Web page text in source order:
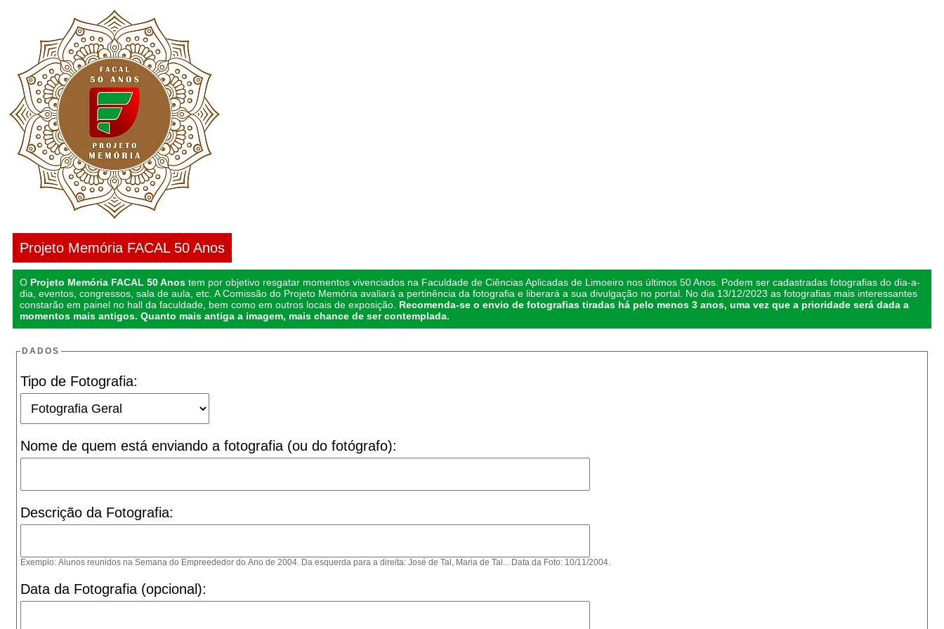
Projeto Memória FACAL 50 Anos
O Projeto Memória FACAL 50 Anos tem por objetivo resgatar momentos vivenciados na Faculdade de Ciências Aplicadas de Limoeiro nos últimos 50 Anos. Podem ser cadastradas fotografias do dia-a-
dia, eventos, congressos, sala de aula, etc. A Comissão do Projeto Memória avaliará a pertinência da fotografia e liberará a sua divulgação no portal. No dia 13/12/2023 as fotografias mais interessantes
constarão em painel no hall da faculdade, bem como em outros locais de exposição. Recomenda-se o envio de fotografias tiradas há pelo menos 3 anos, uma vez que a prioridade será dada a
momentos mais antigos. Quanto mais antiga a imagem, mais chance de ser contemplada.
DADOS
Tipo de Fotografia:
Nome de quem está enviando a fotografia (ou do fotógrafo):
Descrição da Fotografia:
Exemplo: Alunos reunidos na Semana do Empreededor do Ano de 2004. Da esquerda para a direita: José de Tal, Maria de Tal... Data da Foto: 10/11/2004.
Data da Fotografia (opcional):